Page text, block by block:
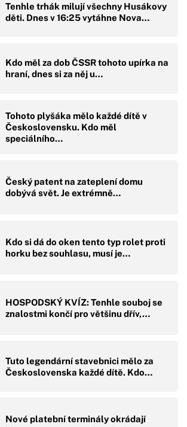
Tenhle trhák milují všechny Husákovy
děti. Dnes v 16:25 vytáhne Nova…
Kdo měl za dob ČSSR tohoto upírka na
hraní, dnes si za něj u…
Tohoto plyšáka mělo každé dítě v
Československu. Kdo měl
speciálního…
Český patent na zateplení domu
dobývá svět. Je extrémně…
Kdo si dá do oken tento typ rolet proti
horku bez souhlasu, musí je…
HOSPODSKÝ KVÍZ: Tenhle souboj se
znalostmi končí pro většinu dřív,…
Tuto legendární stavebnici mělo za
Československa každé dítě. Kdo…
Nové platební terminály okrádají